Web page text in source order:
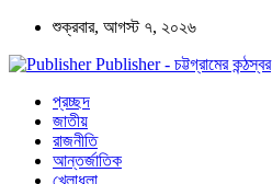
শুক্রবার, আগস্ট ৭, ২০২৬
Publisher - চট্টগ্রামের কন্ঠস্বর
প্রচ্ছদ
জাতীয়
রাজনীতি
আন্তর্জাতিক
খেলাধুলা